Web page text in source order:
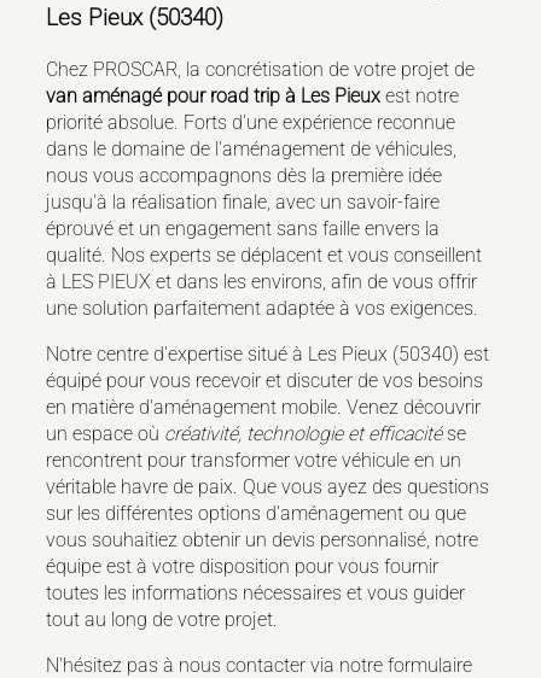
Les Pieux (50340)
Chez PROSCAR, la concrétisation de votre projet de
van aménagé pour road trip à Les Pieux est notre
priorité absolue. Forts d'une expérience reconnue
dans le domaine de l'aménagement de véhicules,
nous vous accompagnons dès la première idée
jusqu'à la réalisation finale, avec un savoir-faire
éprouvé et un engagement sans faille envers la
qualité. Nos experts se déplacent et vous conseillent
à LES PIEUX et dans les environs, afin de vous offrir
une solution parfaitement adaptée à vos exigences.
Notre centre d'expertise situé à Les Pieux (50340) est
équipé pour vous recevoir et discuter de vos besoins
en matière d'aménagement mobile. Venez découvrir
un espace où créativité, technologie et efficacitése
rencontrent pour transformer votre véhicule en un
véritable havre de paix. Que vous ayez des questions
sur les différentes options d'aménagement ou que
vous souhaitiez obtenir un devis personnalisé, notre
équipe est à votre disposition pour vous fournir
toutes les informations nécessaires et vous guider
tout au long de votre projet.
N'hésitez pas à nous contacter via notre formulaire